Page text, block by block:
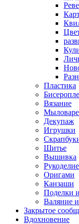
Пластика
Вязание
Декупаж
Игрушки
Шитье
Вышивка
Оригами
Канзаши
Поделки
Валяние
Закрытое
Вдохновение